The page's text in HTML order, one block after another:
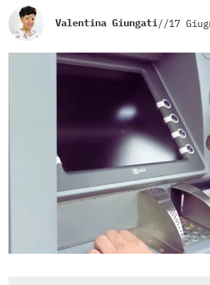
Valentina Giungati//17